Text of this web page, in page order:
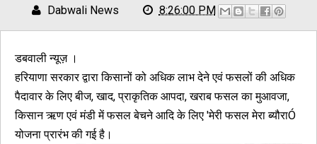
Dabwali News 8:26:00 PM
डबवाली न्यूज़ ।
हरियाणा सरकार द्वारा किसानों को अधिक लाभ देने एवं फसलों की अधिक
पैदावार के लिए बीज, खाद, प्राकृतिक आपदा, खराब फसल का मुआवजा,
किसान ऋण एवं मंडी में फसल बेचने आदि के लिए 'मेरी फसल मेरा ब्यौराÓ
योजना प्रारंभ की गई है।